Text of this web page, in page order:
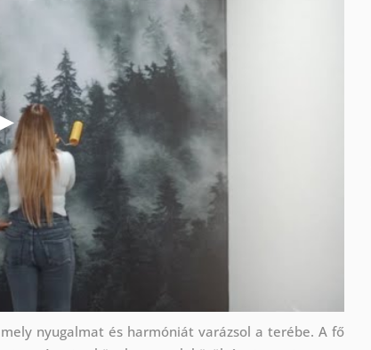
nyugalmat és harmóniát varázsol a terébe. A fő